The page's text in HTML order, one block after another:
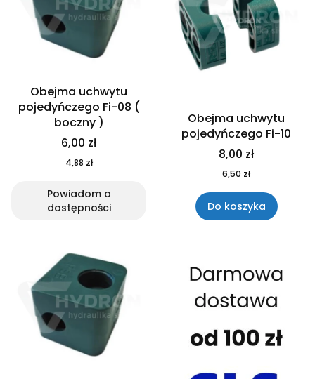
Obejma uchwytu
pojedyńczego Fi-08 (
boczny )
6,00 zł
4,88 zł
Powiadom o
dostępności
Obejma uchwytu
pojedyńczego Fi-10
8,00 zł
6,50 zł
Do koszyka